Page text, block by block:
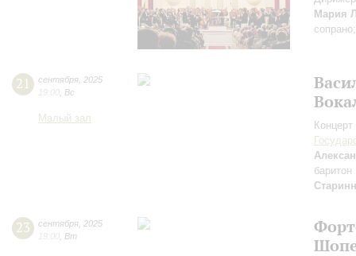
Мария
21 сентября 2025
19:00 Вс
Малый зал
баритон
23 сентября 2025
19:00 Вт